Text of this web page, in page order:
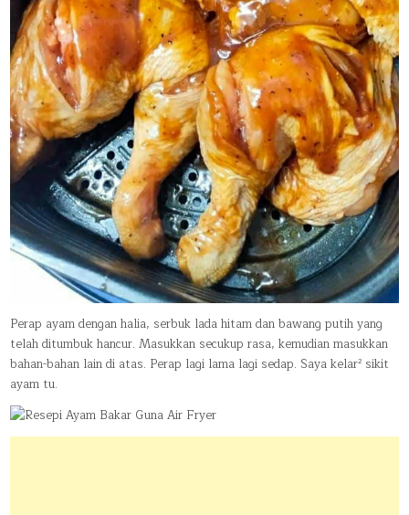
Perap ayam dengan halia, serbuk lada hitam dan bawang putih yang
telah ditumbuk hancur. Masukkan secukup rasa, kemudian masukkan
bahan-bahan lain di atas. Perap lagi lama lagi sedap. Saya kelar² sikit
ayam tu.